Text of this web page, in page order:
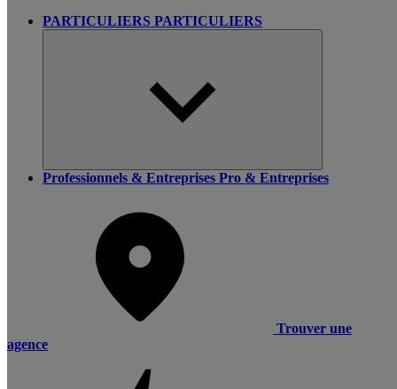
PARTICULIERS PARTICULIERS
Professionnels & Entreprises Pro & Entreprises
Trouver une
agence